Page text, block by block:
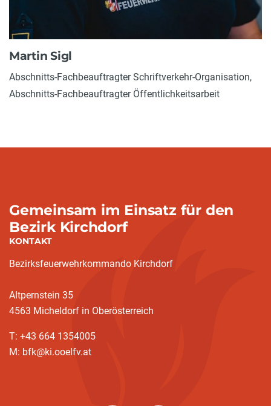
Martin Sigl
Abschnitts-Fachbeauftragter Schriftverkehr-Organisation,
Abschnitts-Fachbeauftragter Öffentlichkeitsarbeit
Gemeinsam im Einsatz für den
Bezirk Kirchdorf
KONTAKT
Bezirksfeuerwehrkommando Kirchdorf
Altpernstein 35
4563 Micheldorf in Oberösterreich
T: +43 664 1354005
M: bfk@ki.ooelfv.at